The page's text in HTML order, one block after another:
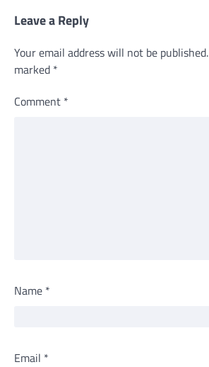
Leave a Reply
Your email address will not be published.
marked *
Comment *
Name *
Email *